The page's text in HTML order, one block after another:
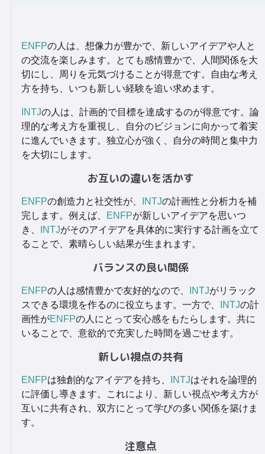
ENFPの人は、想像力が豊かで、新しいアイデアや人と
の交流を楽しみます。とても感情豊かで、人間関係を大
切にし、周りを元気づけることが得意です。自由な考え
方を持ち、いつも新しい経験を追い求めます。
INTJの人は、計画的で目標を達成するのが得意です。論
理的な考え方を重視し、自分のビジョンに向かって着実
に進んでいきます。独立心が強く、自分の時間と集中力
を大切にします。
お互いの違いを活かす
ENFPの創造力と社交性が、 INTJの計画性と分析力を補
完します。例えば、
ENFPが新しいアイデアを思いつ
き、
INTJがそのアイデアを具体的に実行する計画を立て
ることで、素晴らしい結果が生まれます。
バランスの良い関係
ENFPの人は感情豊かで友好的なので、 INTJがリラック
スできる環境を作るのに役立ちます。一方で、
INTJの計
画性がENFPの人にとって安心感をもたらします。共に
いることで、意欲的で充実した時間を過ごせます。
新しい視点の共有
ENFPは独創的なアイデアを持ち、 INTJはそれを論理的
に評価し導きます。これにより、新しい視点や考え方が
互いに共有され、双方にとって学びの多い関係を築けま
す。
注意点